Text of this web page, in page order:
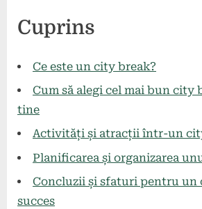
on
august
Cuprins
Ce este un city break?
Cum să alegi cel mai bun city
tine
Activități și atracții într-un
Planificarea și organizarea
Concluzii și sfaturi pentru un
succes